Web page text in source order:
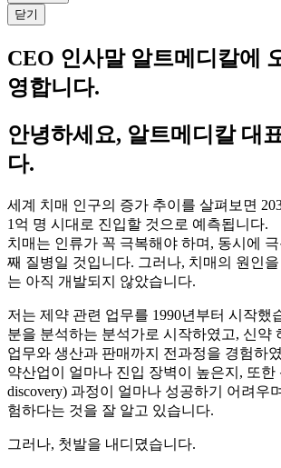
닫기
CEO 인사말 알트메디칼에
영합니다.
안녕하세요, 알트메디칼 대
다.
세계 치매 인구의 증가 추이를 살펴보면
1억 명 시대로 진입할 것으로 예측됩니다.
치매는 인류가 꼭 극복해야 하며, 동시에
째 질병일 것입니다. 그러나, 치매의 원인
는 아직 개발되지 않았습니다.
저는 제약 관련 업무를 1990년부터 시작했
분을 분석하는 분석가로 시작하였고, 신약
업무와 생산과 판매까지 전과정을 경험하
약산업이 얼마나 진입 장벽이 높은지, 또한
discovery) 과정이 얼마나 성공하기 어려우
험하다는 것을 잘 알고 있습니다.
그러나, 첫발을 내디뎠습니다.